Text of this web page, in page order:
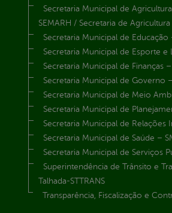
Secretaria Municipal de
SEMARH / Secretaria de
Secretaria Municipal de Educação
Secretaria Municipal de Esporte e
Secretaria Municipal de Finanças –
Secretaria Municipal de Governo
Secretaria Municipal de Meio
Secretaria Municipal de
Secretaria Municipal de Relações
Secretaria Municipal de Saúde –
Secretaria Municipal de Serviços
Superintendência de Trânsito e
Talhada-STTRANS
Transparência, Fiscalização e